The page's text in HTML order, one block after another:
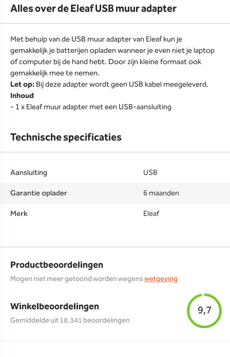
Alles over de Eleaf USB muur adapter
Met behulp van de USB muur adapter van Eleaf kun je
gemakkelijk je batterijen opladen wanneer je even niet je laptop
of computer bij de hand hebt. Door zijn kleine formaat ook
gemakkelijk mee te nemen.
Let op: Bij deze adapter wordt geen USB kabel meegeleverd.
Inhoud
- 1 x Eleaf muur adapter met een USB-aansluiting
Technische specificaties
Aansluiting
USB
Garantie oplader
6 maanden
Merk
Eleaf
Productbeoordelingen
Mogen niet meer getoond worden wegenswetgeving
Winkelbeoordelingen
Gemiddelde uit 18.341 beoordelingen
9,7